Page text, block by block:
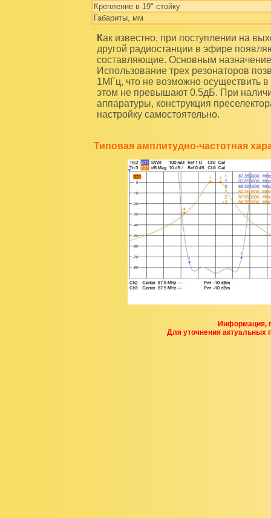
Крепление в 19" стойку
Габариты, мм
Как известно, при поступлении на выход передатчика достаточно мощного сигнала от
другой радиостанции в эфире
составляющие. Основным
Использование трех резонаторов
1МГц, что не возможно осуществить
этом не превышают 0.5дБ. При
аппаратуры, конструкция
настройку самостоятельно.
Типовая амплитудно-частотная
Информация,
Для уточнения актуальных